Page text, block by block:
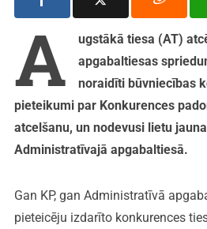
A
ugstākā tiesa (AT)
apgabaltiesas
noraidīti būvniecības
pieteikumi par Konkurences
atcelšanu, un nodevusi lietu
Administratīvajā apgabaltiesā.
Gan KP, gan Administratīvā
pieteicēju izdarīto konkurences